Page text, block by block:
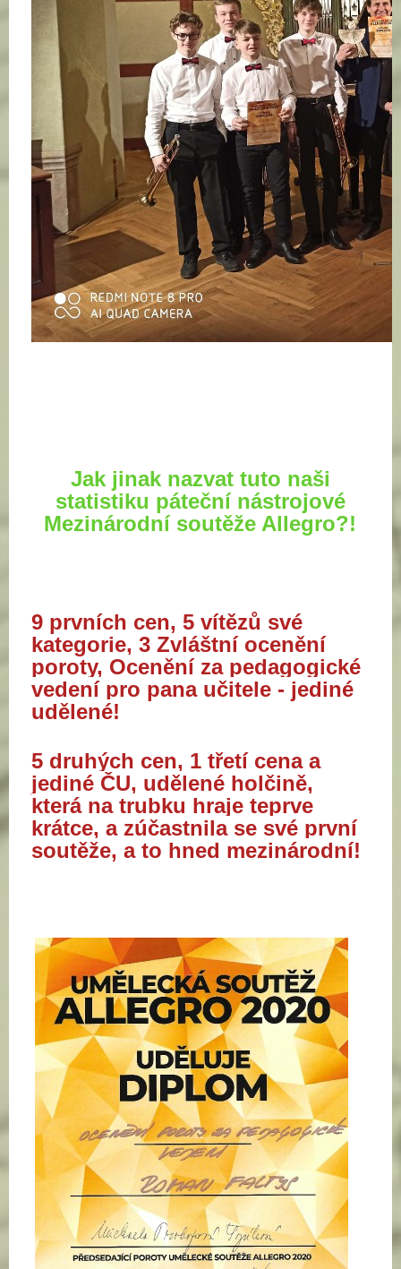
Jak jinak nazvat tuto naši
statistiku páteční nástrojové
Mezinárodní soutěže Allegro?!
9 prvních cen, 5 vítězů své
kategorie, 3 Zvláštní ocenění
poroty, Ocenění za pedagogické
vedení pro pana učitele - jediné
udělené!
5 druhých cen, 1 třetí cena a
jediné ČU, udělené holčině,
která na trubku hraje teprve
krátce, a zúčastnila se své první
soutěže, a to hned mezinárodní!